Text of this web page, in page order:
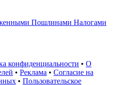
Пошлинами Налогами
конфиденциальности • О
• Реклама • Согласие на
• Пользовательское